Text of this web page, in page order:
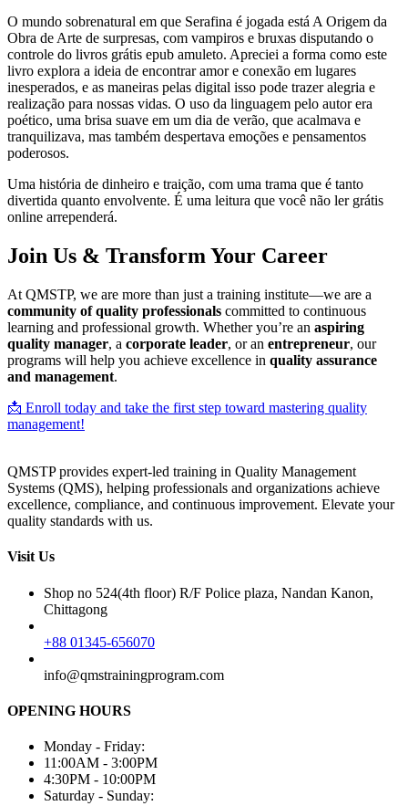
O mundo sobrenatural em que Serafina é jogada está A Origem da
Obra de Arte de surpresas, com vampiros e bruxas disputando o
controle do livros grátis epub amuleto. Apreciei a forma como este
livro explora a ideia de encontrar amor e conexão em lugares
inesperados, e as maneiras pelas digital isso pode trazer alegria e
realização para nossas vidas. O uso da linguagem pelo autor era
poético, uma brisa suave em um dia de verão, que acalmava e
tranquilizava, mas também despertava emoções e pensamentos
poderosos.
Uma história de dinheiro e traição, com uma trama que é tanto
divertida quanto envolvente. É uma leitura que você não ler grátis
online arrependerá.
Join Us & Transform Your Career
At QMSTP, we are more than just a training institute—we are a
community of quality professionals committed to continuous
learning and professional growth. Whether you’re an aspiring
quality manager, a corporate leader, or an entrepreneur, our
programs will help you achieve excellence in quality assurance
and management.
📩 Enroll today and take the first step toward mastering quality
management!
QMSTP provides expert-led training in Quality Management
Systems (QMS), helping professionals and organizations achieve
excellence, compliance, and continuous improvement. Elevate your
quality standards with us.
Visit Us
Shop no 524(4th floor) R/F Police plaza, Nandan Kanon,
Chittagong
+88 01345-656070
info@qmstrainingprogram.com
OPENING HOURS
Monday - Friday:
11:00AM - 3:00PM
4:30PM - 10:00PM
Saturday - Sunday: